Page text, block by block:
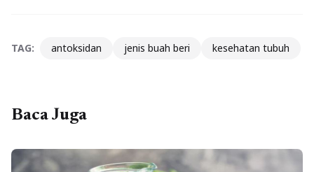
TAG: antoksidan jenis buah beri kesehatan tubuh
Baca Juga